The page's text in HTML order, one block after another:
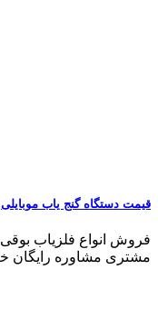
قیمت دستگاه گنج یاب موبایلی
فروش انواع فلزیاب
مشتری مشاوره رایگان خرید